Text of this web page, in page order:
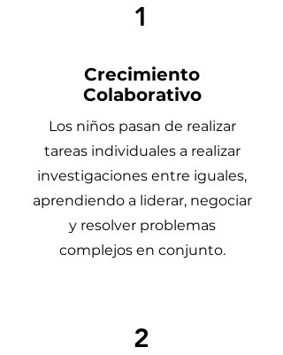
1
Crecimiento
Colaborativo
Los niños pasan de realizar
tareas individuales a realizar
investigaciones entre iguales,
aprendiendo a liderar, negociar
y resolver problemas
complejos en conjunto.
2